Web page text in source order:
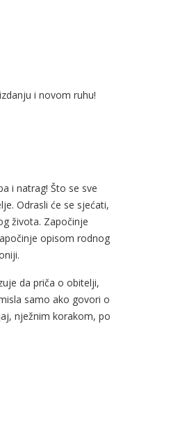
i novom ruhu!
i natrag! Što se sve
Odrasli će se sjećati,
života. Započinje
opisom rodnog
da priča o obitelji,
samo ako govori o
nježnim korakom, po